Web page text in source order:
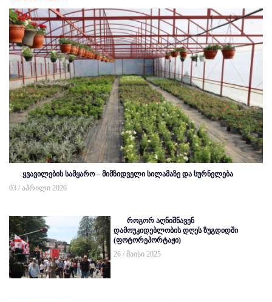
ყვავილების სამყარო – მიმზიდველი სილამაზე და სურნელება
03 / აპრილი 2026
როგორ აღნიშნავენ
დამოუკიდებლობის დღეს ზუგდიდში
(ფოტორეპორტაჟი)
26 / მაისი 2025